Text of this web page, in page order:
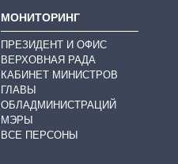
МОНИТОРИНГ
ПРЕЗИДЕНТ И ОФИС
ВЕРХОВНАЯ РАДА
КАБИНЕТ МИНИСТРОВ
ГЛАВЫ
ОБЛАДМИНИСТРАЦИЙ
МЭРЫ
ВСЕ ПЕРСОНЫ